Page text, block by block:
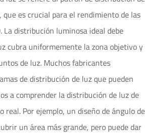
que es crucial para el rendimiento de las
La distribución luminosa ideal debe
cubra uniformemente la zona objetivo y
de luz. Muchos fabricantes
de distribución de luz que pueden
a comprender la distribución de luz de
real. Por ejemplo, un diseño de ángulo de
un área más grande, pero puede dar